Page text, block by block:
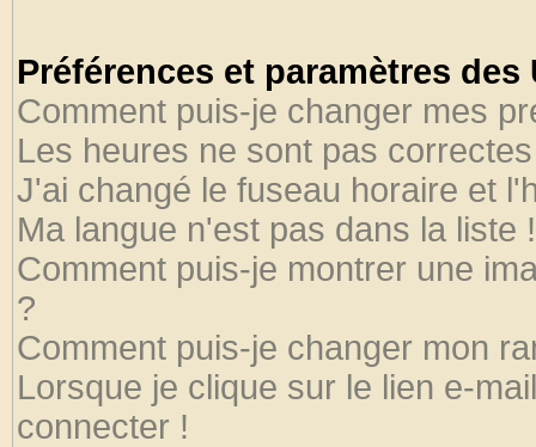
Préférences et paramètres
Comment puis-je changer mes
Les heures ne sont pas
J'ai changé le fuseau horaire et
Ma langue n'est pas dans la liste !
Comment puis-je montrer une
?
Comment puis-je changer mon
Lorsque je clique sur le lien e-
connecter !